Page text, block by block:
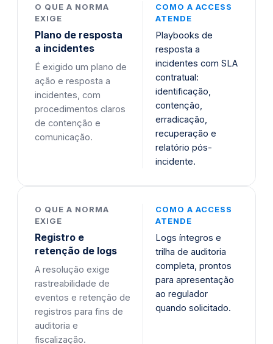
O QUE A NORMA
EXIGE
Plano de resposta
a incidentes
É exigido um plano de
ação e resposta a
incidentes, com
procedimentos claros
de contenção e
comunicação.
COMO A ACCESS
ATENDE
Playbooks de
resposta a
incidentes com SLA
contratual:
identificação,
contenção,
erradicação,
recuperação e
relatório pós-
incidente.
O QUE A NORMA
EXIGE
Registro e
retenção de logs
A resolução exige
rastreabilidade de
eventos e retenção de
registros para fins de
auditoria e
fiscalização.
COMO A ACCESS
ATENDE
Logs íntegros e
trilha de auditoria
completa, prontos
para apresentação
ao regulador
quando solicitado.